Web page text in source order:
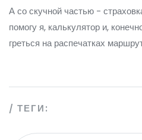
А со скучной частью -
помогу я, калькулятор и,
греться на распечатках
ТЕГИ: